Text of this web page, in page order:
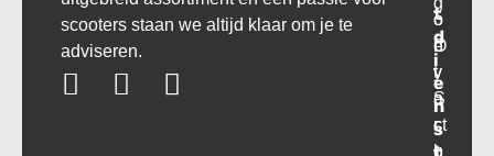
scooters staan we altijd klaar om je te
adviseren.
t
d
i
e
n
s
O
v
e
r
o
o
n
t
a
ct
o
e
y
S
c
h